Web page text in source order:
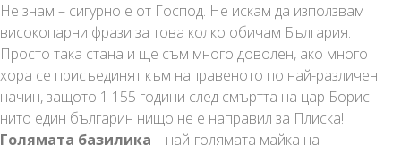
Не знам – сигурно е от Господ. Не искам да използвам
високопарни фрази за това колко обичам България.
Просто така стана и ще съм много доволен, ако много
хора се присъединят към направеното по най-различен
начин, защото 1 155 години след смъртта на цар Борис
нито един българин нищо не е направил за Плиска!
Голямата базилика – най-голямата майка на